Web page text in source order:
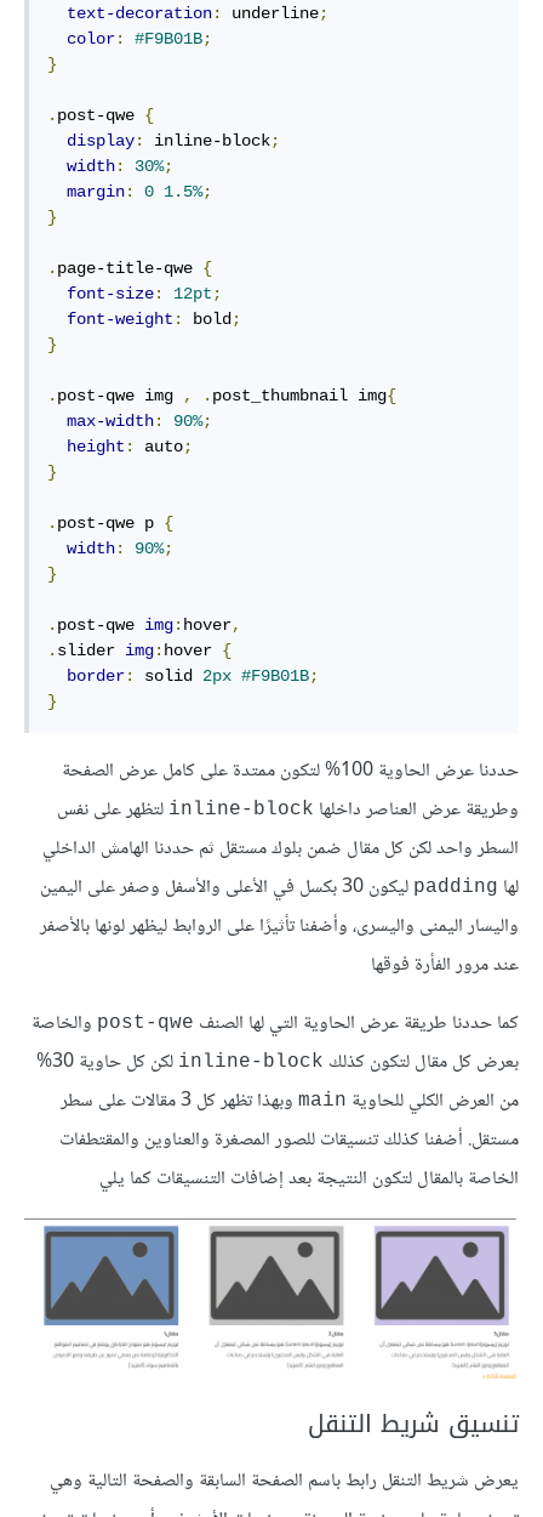
text-decoration: underline;
color: #F9B01B;
}
. post-qwe {
display: inline-block;
width: 30%;
margin: 0 1.5%;
}
. page-title-qwe {
font-size: 12pt;
font-weight : bold;
}
. post-qwe img , . post_thumbnail img{
max-width: 90%;
height : auto;
}
. post-qwe p {
width: 90%;
}
. post-qwe img: hover,
. slider img: hover {
border: solid 2px #F9B01B;
}
حددنا عرض الحاوية 100% لتكون ممتدة على كامل عرض الصفحة
وطريقة عرض العناصر داخلها inline-block لتظهر على نفس
السطر واحد لكن كل مقال ضمن بلوك مستقل ثم حددنا الهامش الداخلي
لها padding
ليكون 30 بكسل في الأعلى والأسفل وصفر على اليمين
واليسار اليمنى واليسرى، وأضفنا تأثيرًا على الروابط ليظهر لونها بالأصفر
عند مرور الفأرة فوقها
كما حددنا طريقة عرض الحاوية التي لها الصنف post-qwe والخاصة
بعرض كل مقال لتكون كذلك inline-block
لكن كل حاوية 30%
من العرض الكلي للحاوية main
وبهذا تظهر كل 3 مقالات على سطر
مستقل. أضفنا كذلك تنسيقات للصور المصغرة والعناوين والمقتطفات
الخاصة بالمقال لتكون النتيجة بعد إضافات التنسيقات كما يلي
تنسيق شريط التنقل
يعرض شريط التنقل رابط باسم الصفحة السابقة والصفحة التالية وهي